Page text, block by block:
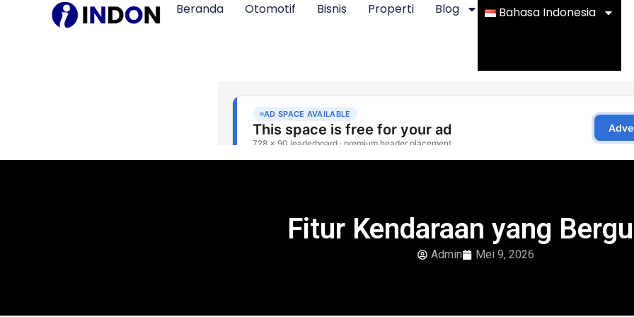
Beranda Otomotif Bisnis Properti Blog Bahasa Indonesia
Fitur Kendaraan yang
Admin Mei 9, 2026